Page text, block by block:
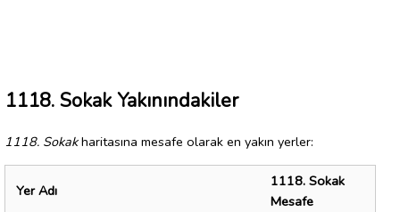
1118. Sokak Yakınındakiler
1118. Sokakharitasına mesafe olarak en yakın yerler:
Yer Adı
1118. Sokak
Mesafe